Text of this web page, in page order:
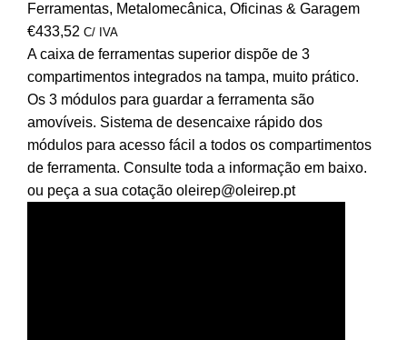
Ferramentas, Metalomecânica, Oficinas & Garagem
€433,52 C/ IVA
A caixa de ferramentas superior dispõe de 3
compartimentos integrados na tampa, muito prático.
Os 3 módulos para guardar a ferramenta são
amovíveis. Sistema de desencaixe rápido dos
módulos para acesso fácil a todos os compartimentos
de ferramenta. Consulte toda a informação em baixo.
ou peça a sua cotação oleirep@oleirep.pt